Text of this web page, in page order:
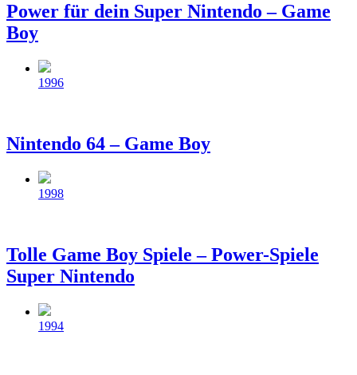
Power für dein Super Nintendo – Game
Boy
Beitragsdatum
1996
Nintendo 64 – Game Boy
Beitragsdatum
1998
Tolle Game Boy Spiele – Power-Spiele
Super Nintendo
Beitragsdatum
1994